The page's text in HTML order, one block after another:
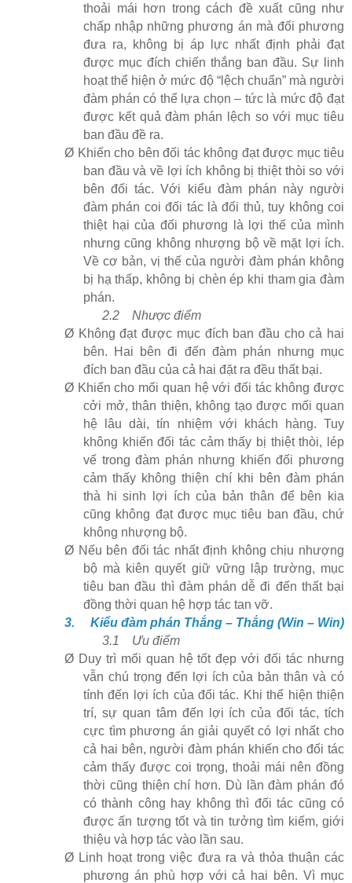
thoải mái hơn trong cách đề xuất cũng như
chấp nhập những phương án mà đối phương
đưa ra, không bị áp lực nhất định phải đạt
được mục đích chiến thắng ban đầu. Sự linh
hoạt thể hiện ở mức độ “lệch chuẩn” mà người
đàm phán có thể lựa chọn – tức là mức độ đạt
được kết quả đàm phán lệch so với mục tiêu
ban đầu đề ra.
Ø Khiến cho bên đối tác không đạt được mục tiêu
ban đầu và về lợi ích không bị thiệt thòi so với
bên đối tác. Với kiểu đàm phán này người
đàm phán coi đối tác là đối thủ, tuy không coi
thiệt hại của đối phương là lợi thế của mình
nhưng cũng không nhượng bộ về mặt lợi ích.
Về cơ bản, vị thế của người đàm phán không
bị hạ thấp, không bị chèn ép khi tham gia đàm
phán.
2.2
Nhược điểm
Ø Không đạt được mục đích ban đầu cho cả hai
bên. Hai bên đi đến đàm phán nhưng mục
đích ban đầu của cả hai đặt ra đều thất bại.
Ø Khiến cho mối quan hệ với đối tác không được
cởi mở, thân thiện, không tạo được mối quan
hệ lâu dài, tín nhiệm với khách hàng. Tuy
không khiến đối tác cảm thấy bị thiệt thòi, lép
vế trong đàm phán nhưng khiến đối phương
cảm thấy không thiện chí khi bên đàm phán
thà hi sinh lợi ích của bản thân để bên kia
cũng không đạt được mục tiêu ban đầu, chứ
không nhượng bộ.
Ø Nếu bên đối tác nhất định không chịu nhượng
bộ mà kiên quyết giữ vững lập trường, mục
tiêu ban đầu thì đàm phán dễ đi đến thất bại
đồng thời quan hệ hợp tác tan vỡ.
3.
Kiểu đàm phán Thắng – Thắng (Win – Win)
3.1
Ưu điểm
Ø Duy trì mối quan hệ tốt đẹp với đối tác nhưng
vẫn chú trọng đến lợi ích của bản thân và có
tính đến lợi ích của đối tác. Khi thể hiện thiện
trí, sự quan tâm đến lợi ích của đối tác, tích
cực tìm phương án giải quyết có lợi nhất cho
cả hai bên, người đàm phán khiến cho đối tác
cảm thấy được coi trọng, thoải mái nên đồng
thời cũng thiện chí hơn. Dù lần đàm phán đó
có thành công hay không thì đối tác cũng có
được ấn tượng tốt và tin tưởng tìm kiếm, giới
thiệu và hợp tác vào lần sau.
Ø Linh hoạt trong việc đưa ra và thỏa thuận các
phương án phù hợp với cả hai bên. Vì mục